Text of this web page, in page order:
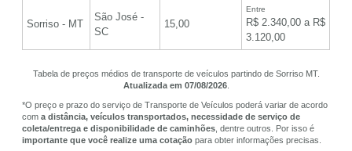
Sorriso - MT
São José -
SC
15,00
Entre
R$ 2.340,00 a R$
3.120,00
Tabela de preços médios de transporte de veículos partindo de Sorriso MT.
Atualizada em 07/08/2026.
*O preço e prazo do serviço de Transporte de Veículos poderá variar de acordo
com a distância, veículos transportados, necessidade de serviço de
coleta/entrega e disponibilidade de caminhões , dentre outros. Por isso é
importante que você realize uma cotação para obter informações precisas.